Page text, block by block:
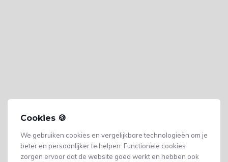
Cookies 🍪
We gebruiken cookies en vergelijkbare technologieën om je
beter en persoonlijker te helpen. Functionele cookies
zorgen ervoor dat de website goed werkt en hebben ook